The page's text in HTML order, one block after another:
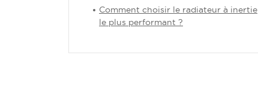
Comment choisir le radiateur à inertie
le plus performant ?